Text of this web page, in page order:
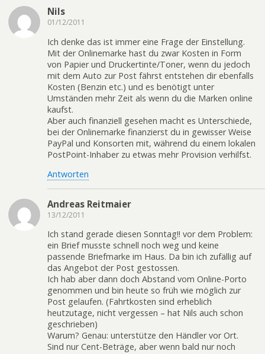
Nils
01/12/2011
Ich denke das ist immer eine Frage der Einstellung.
Mit der Onlinemarke hast du zwar Kosten in Form
von Papier und Druckertinte/Toner, wenn du jedoch
mit dem Auto zur Post fährst entstehen dir ebenfalls
Kosten (Benzin etc.) und es benötigt unter
Umständen mehr Zeit als wenn du die Marken online
kaufst.
Aber auch finanziell gesehen macht es Unterschiede,
bei der Onlinemarke finanzierst du in gewisser Weise
PayPal und Konsorten mit, während du einem lokalen
PostPoint-Inhaber zu etwas mehr Provision verhilfst.
Antworten
Andreas Reitmaier
13/12/2011
Ich stand gerade diesen Sonntag!! vor dem Problem:
ein Brief musste schnell noch weg und keine
passende Briefmarke im Haus. Da bin ich zufällig auf
das Angebot der Post gestossen.
Ich hab aber dann doch Abstand vom Online-Porto
genommen und bin heute so früh wie möglich zur
Post gelaufen. (Fahrtkosten sind erheblich
heutzutage, nicht vergessen – hat Nils auch schon
geschrieben)
Warum? Genau: unterstütze den Händler vor Ort.
Sind nur Cent-Beträge, aber wenn bald nur noch